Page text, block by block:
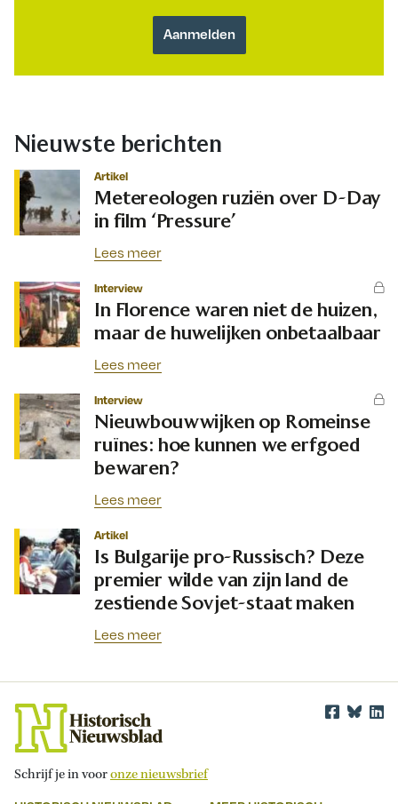
Nieuwste berichten
Artikel
Metereologen ruziën over D-Day
in film ‘Pressure’
Lees meer
Interview
In Florence waren niet de huizen,
maar de huwelijken onbetaalbaar
Lees meer
Interview
Nieuwbouwwijken op Romeinse
ruïnes: hoe kunnen we erfgoed
bewaren?
Lees meer
Artikel
Is Bulgarije pro-Russisch? Deze
premier wilde van zijn land de
zestiende Sovjet-staat maken
Lees meer
Schrijf je in vooronze nieuwsbrief